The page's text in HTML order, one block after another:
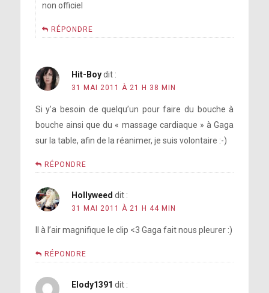
non officiel
RÉPONDRE
Hit-Boy dit :
31 MAI 2011 À 21 H 38 MIN
Si y’a besoin de quelqu’un pour faire du bouche à
bouche ainsi que du « massage cardiaque » à Gaga
sur la table, afin de la réanimer, je suis volontaire :-)
RÉPONDRE
Hollyweed dit :
31 MAI 2011 À 21 H 44 MIN
Il à l’air magnifique le clip <3 Gaga fait nous pleurer :)
RÉPONDRE
Elody1391 dit :